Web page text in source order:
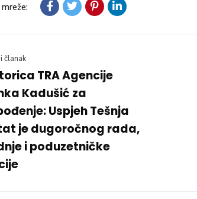
članak
TRA Agencije
Kadušić za
Uspjeh Tešnja
je dugoročnog rada,
i poduzetničke